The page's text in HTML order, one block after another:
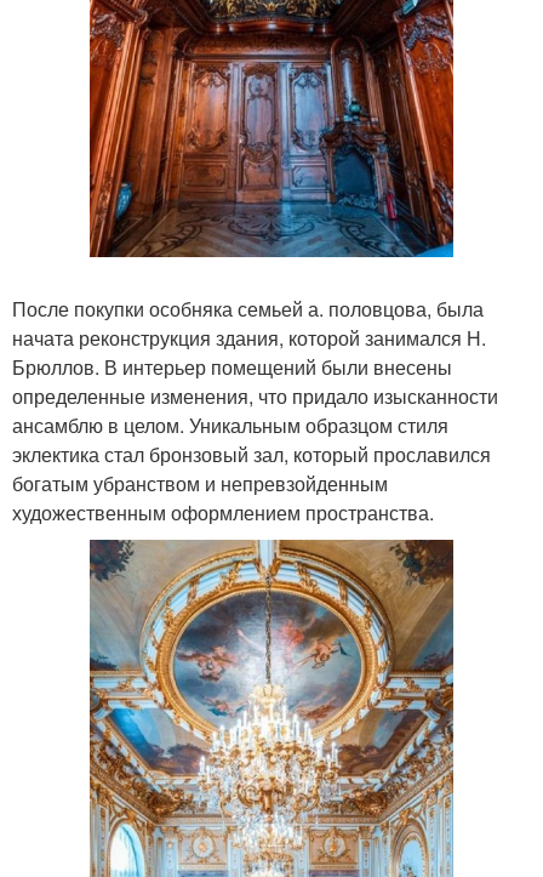
После покупки особняка семьей а. половцова, была
начата реконструкция здания, которой занимался Н.
Брюллов. В интерьер помещений были внесены
определенные изменения, что придало изысканности
ансамблю в целом. Уникальным образцом стиля
эклектика стал бронзовый зал, который прославился
богатым убранством и непревзойденным
художественным оформлением пространства.